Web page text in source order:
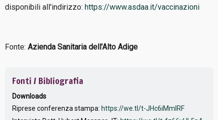
disponibili all'indirizzo: https://www.asdaa.it/vaccinazioni
Fonte: Azienda Sanitaria dell’Alto Adige
Fonti / Bibliografia
Downloads
Riprese conferenza stampa: https://we.tl/t-JHc6iMmlRF